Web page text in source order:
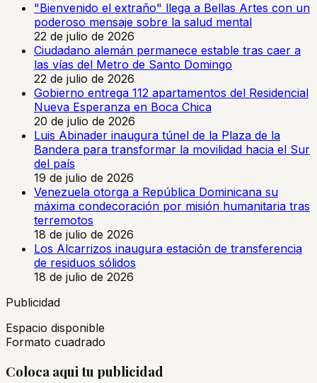
"Bienvenido el extraño" llega a Bellas Artes con un
poderoso mensaje sobre la salud mental
22 de julio de 2026
Ciudadano alemán permanece estable tras caer a
las vías del Metro de Santo Domingo
22 de julio de 2026
Gobierno entrega 112 apartamentos del Residencial
Nueva Esperanza en Boca Chica
20 de julio de 2026
Luis Abinader inaugura túnel de la Plaza de la
Bandera para transformar la movilidad hacia el Sur
del país
19 de julio de 2026
Venezuela otorga a República Dominicana su
máxima condecoración por misión humanitaria tras
terremotos
18 de julio de 2026
Los Alcarrizos inaugura estación de transferencia
de residuos sólidos
18 de julio de 2026
Publicidad
Espacio disponible
Formato cuadrado
Coloca aqui tu publicidad